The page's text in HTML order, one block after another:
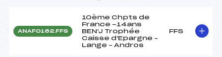
ANAF0162.FFS
10ème Chpts de
France -14ans
BEN'J Trophée
Caisse d'Epargne –
Lange – Andros
FFS